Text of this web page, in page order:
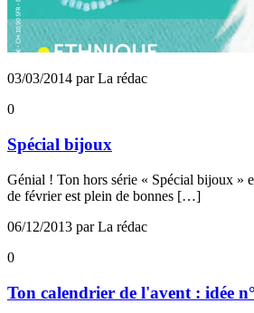
03/03/2014 par La rédac
0
Spécial bijoux
Génial ! Ton hors série « Spécial bijoux »
de février est plein de bonnes […]
06/12/2013 par La rédac
0
Ton calendrier de l'avent : idée